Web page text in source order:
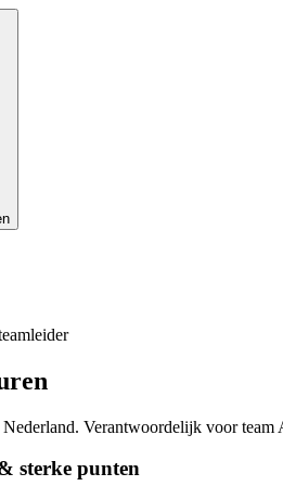
Verantwoordelijk voor team
sterke punten